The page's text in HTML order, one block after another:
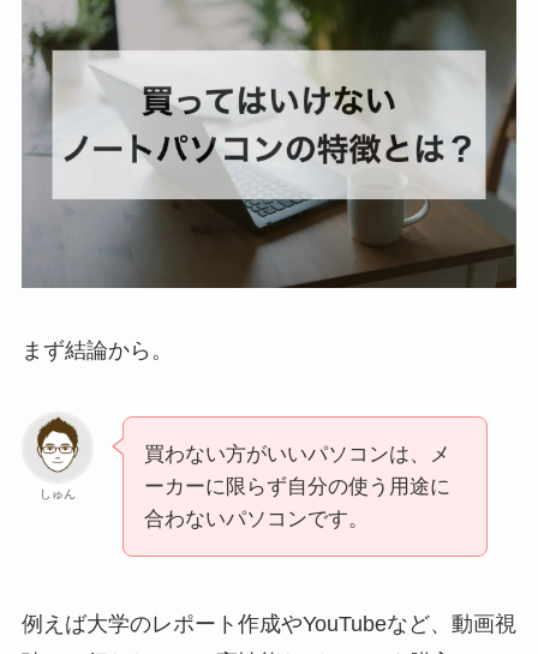
まず結論から。
しゅん
買わない方がいいパソコンは、メ
ーカーに限らず自分の使う用途に
合わないパソコンです。
例えば大学のレポート作成やYouTubeなど、動画視